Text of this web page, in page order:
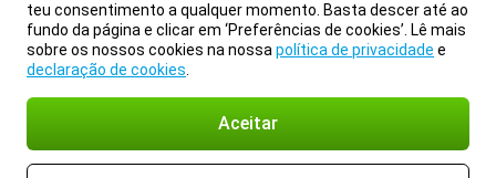
teu consentimento a qualquer momento. Basta descer até ao
fundo da página e clicar em ‘Preferências de cookies’. Lê mais
sobre os nossos cookies na nossa política de privacidade e
declaração de cookies
Aceitar